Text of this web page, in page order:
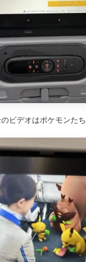
ビデオはポケモンた